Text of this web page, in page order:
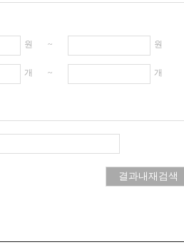
원 ~ 원
개 ~ 개